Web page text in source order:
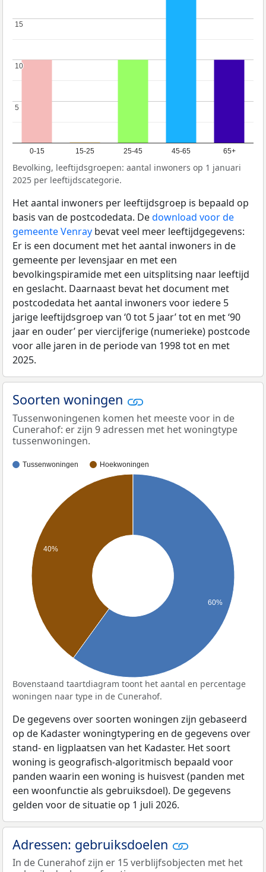
0-15 15-25 25-45 45-65 65+
5
5
10
10
15
15
Bevolking, leeftijdsgroepen: aantal inwoners op 1 januari
2025 per leeftijdscategorie.
Het aantal inwoners per leeftijdsgroep is bepaald op
basis van de postcodedata. Dedownload voor de
gemeente Venray bevat veel meer leeftijdgegevens:
Er is een document met het aantal inwoners in de
gemeente per levensjaar en met een
bevolkingspiramide met een uitsplitsing naar leeftijd
en geslacht. Daarnaast bevat het document met
postcodedata het aantal inwoners voor iedere 5
jarige leeftijdsgroep van ‘0 tot 5 jaar’ tot en met ‘90
jaar en ouder’ per viercijferige (numerieke) postcode
voor alle jaren in de periode van 1998 tot en met
2025.
Soorten woningen
Tussenwoningenen komen het meeste voor in de
Cunerahof: er zijn 9 adressen met het woningtype
tussenwoningen.
Tussenwoningen Hoekwoningen
40%
60%
Bovenstaand taartdiagram toont het aantal en percentage
woningen naar type in de Cunerahof.
De gegevens over soorten woningen zijn gebaseerd
op de Kadaster woningtypering en de gegevens over
stand- en ligplaatsen van het Kadaster. Het soort
woning is geografisch-algoritmisch bepaald voor
panden waarin een woning is huisvest (panden met
een woonfunctie als gebruiksdoel). De gegevens
gelden voor de situatie op 1 juli 2026.
Adressen: gebruiksdoelen
In de Cunerahof zijn er 15 verblijfsobjecten met het